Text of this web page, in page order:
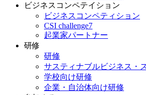
ビジネスコンペテイション
ビジネスコンペティション
CSI challenge7
起業家パートナー
研修
研修
サスティナブルビジネス・
学校向け研修
企業・自治体向け研修